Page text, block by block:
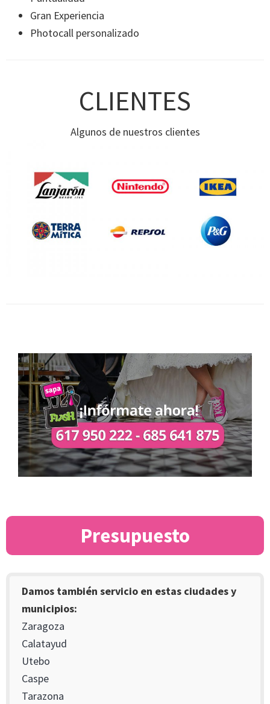
Gran Experiencia
Photocall personalizado
CLIENTES
Algunos de nuestros clientes
Presupuesto
Damos también servicio en estas ciudades y
municipios:
Zaragoza
Calatayud
Utebo
Caspe
Tarazona